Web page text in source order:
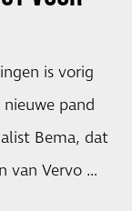
is vorig
pand
Bema, dat
van Vervo …